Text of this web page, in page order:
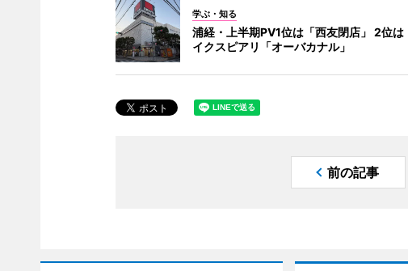
学ぶ・知る
浦経・上半期PV1位は「西友閉店」 2位は
イクスピアリ「オーバカナル」
前の記事